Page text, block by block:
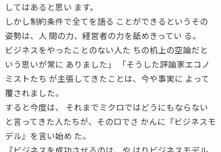
してはあると思い ます。
しかし制約条件で全てを語る ことができるというその
姿勢は、人 間の力、経営者の力を舐めきってい る。
ビジネスをやったことのない人た ちの机上の空論だと
いう思いが常に ありました」 「そうした評論家エコノ
ミストたち が主張してきたことは、今や事実に よって
覆されました。
すると今度は、 それまでミクロではどうにもならない
と言ってきた人たちが、その口でさ かんに『ビジネスモ
デル』を言い始め た。